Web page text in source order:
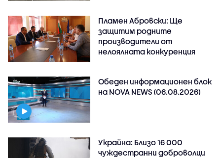
Пламен Абровски: Ще
защитим родните
производители от
нелоялната конкуренция
Обеден информационен блок
на NOVA NEWS (06.08.2026)
Украйна: Близо 16 000
чуждестранни доброволци